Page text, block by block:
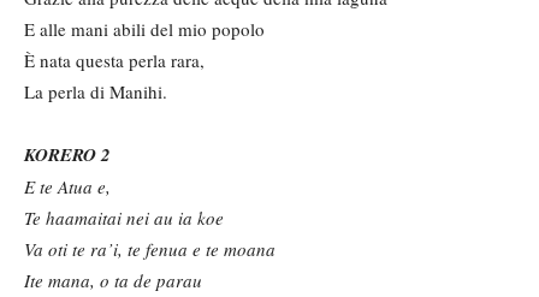
E alle mani abili del mio popolo
È nata questa perla rara,
La perla di Manihi.
KORERO 2
E te Atua e,
Te haamaitai nei au ia koe
Va oti te ra’i, te fenua e te moana
Ite mana, o ta de parau